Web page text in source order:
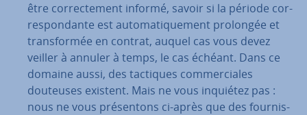
être cor­rec­te­ment informé, savoir si la période cor­
res­pon­dante est au­to­ma­ti­que­ment prolongée et
trans­for­mée en contrat, auquel cas vous devez
veiller à annuler à temps, le cas échéant. Dans ce
domaine aussi, des tactiques com­mer­ciales
douteuses existent. Mais ne vous inquiétez pas :
nous ne vous pré­sen­tons ci-après que des four­nis­